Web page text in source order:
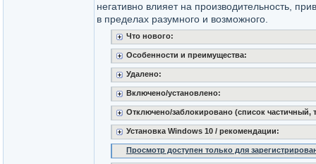
негативно влияет на производительность,
в пределах разумного и возможного.
Что нового:
Особенности и преимущества:
Удалено:
Включено/установлено:
Отключено/заблокировано (список частичный,
Установка Windows 10 / рекомендации:
Просмотр доступен только для